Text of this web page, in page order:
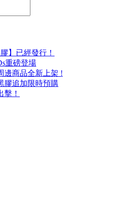
】已經發行！
重磅登場
邊商品全新上架 !
膠追加限時預購
！